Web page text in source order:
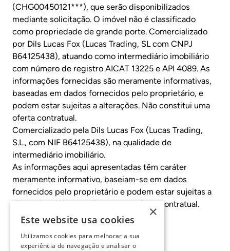
(CHG00450121***), que serão disponibilizados
mediante solicitação. O imóvel não é classificado
como propriedade de grande porte. Comercializado
por Dils Lucas Fox (Lucas Trading, SL com CNPJ
B64125438), atuando como intermediário imobiliário
com número de registro AICAT 13225 e API 4089. As
informações fornecidas são meramente informativas,
baseadas em dados fornecidos pelo proprietário, e
podem estar sujeitas a alterações. Não constitui uma
oferta contratual.
Comercializado pela Dils Lucas Fox (Lucas Trading,
S.L., com NIF B64125438), na qualidade de
intermediário imobiliário.
As informações aqui apresentadas têm caráter
meramente informativo, baseiam-se em dados
fornecidos pelo proprietário e podem estar sujeitas a
alterações. Não constituem uma oferta contratual.
AICAT: 13225
API: 4089
×
Este website usa cookies
Utilizamos cookies para melhorar a sua
experiência de navegação e analisar o